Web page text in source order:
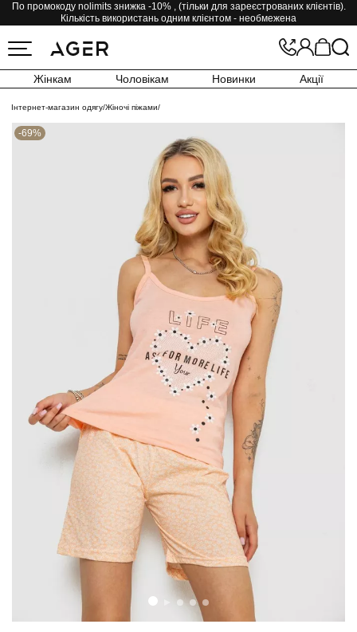
По промокоду nolimits знижка -10% , (тільки для зареєстрованих клієнтів).
Кількість використань одним клієнтом - необмежена
Жінкам Чоловікам Новинки Акції
Інтернет-магазин одягу/Жіночі піжами/
-69%